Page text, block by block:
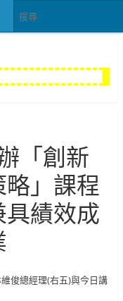
「創新
」課程
績效成
俊總經理(右五)與今日講